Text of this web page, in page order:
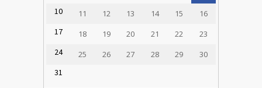
10
11 12 13 14 15
16
17
18 19 20 21 22
23
24
25 26 27 28 29
30
31